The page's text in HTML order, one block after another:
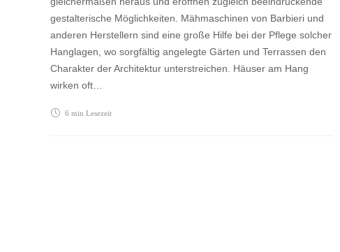
gestalterische Möglichkeiten. Mähmaschinen von Barbieri und
anderen Herstellern sind eine große Hilfe bei der Pflege solcher
Hanglagen, wo sorgfältig angelegte Gärten und Terrassen den
Charakter der Architektur unterstreichen. Häuser am Hang
wirken oft…
6 min Lesezeit